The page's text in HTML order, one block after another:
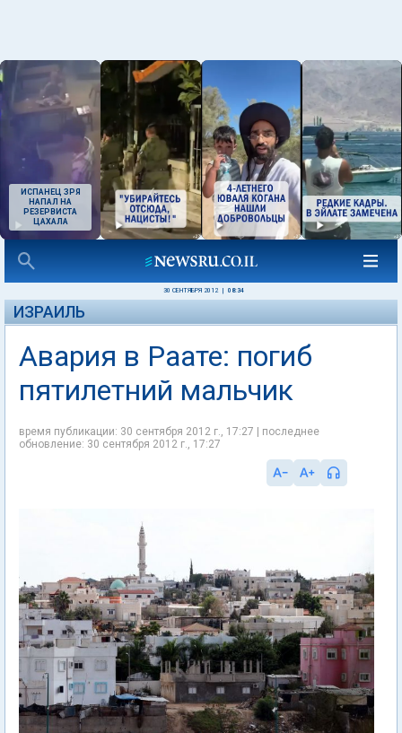
ИСПАНЕЦ ЗРЯ
НАПАЛ НА
РЕЗЕРВИСТА
ЦАХАЛА
30 СЕНТЯБРЯ 2012 08:34
ИЗРАИЛЬ
Авария в Раате: погиб
пятилетний мальчик
время публикации: 30 сентября 2012 г., 17:27 | последнее
обновление: 30 сентября 2012 г., 17:27